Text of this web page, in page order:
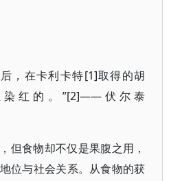
，在卡利卡特[1]取得的胡
红的。”[2]——伏尔泰
但食物却不仅是果腹之用，
位与社会关系。从食物的获